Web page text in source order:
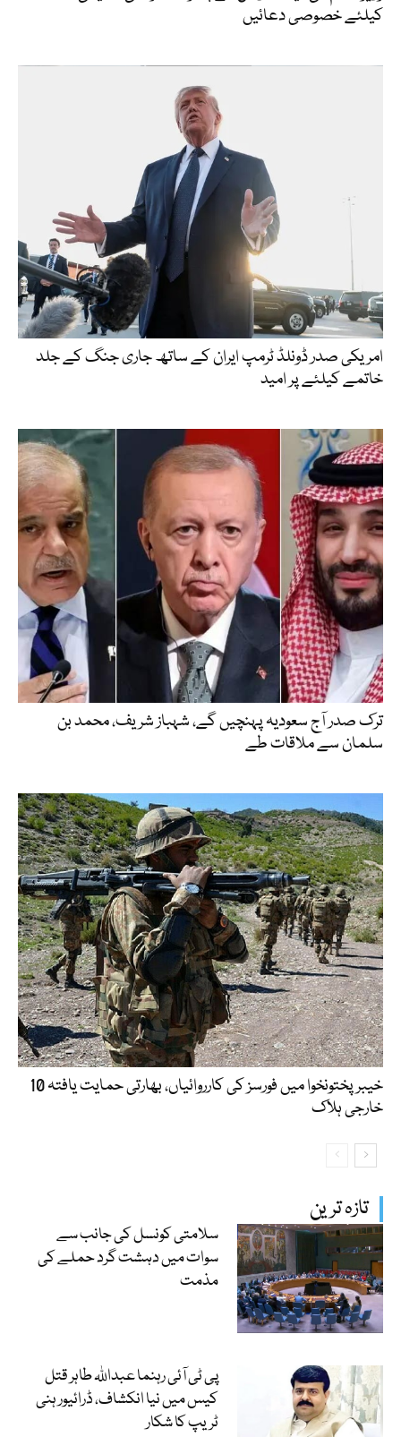
تازہ ترین
سلامتی کونسل کی جانب سے
سوات میں دہشت گرد حملے کی
مذمت
پی ٹی آئی رہنما عبداللہ طاہر قتل
کیس میں نیا انکشاف، ڈرائیور ہنی
ٹریپ کا شکار
کیلئے خصوصی دعائیں
امریکی صدر ڈونلڈ ٹرمپ ایران کے ساتھ جاری جنگ کے جلد
خاتمے کیلئے پر امید
ترک صدر آج سعودیہ پہنچیں گے، شہباز شریف، محمد بن
سلمان سے ملاقات طے
خیبرپختونخوا میں فورسز کی کارروائیاں، بھارتی حمایت یافتہ 10
خارجی ہلاک